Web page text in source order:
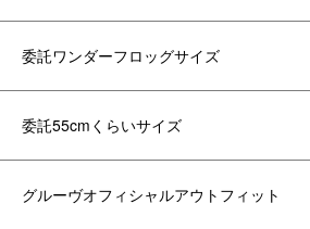
委託ワンダーフロッグサイズ
委託55cmくらいサイズ
グルーヴオフィシャルアウトフィット